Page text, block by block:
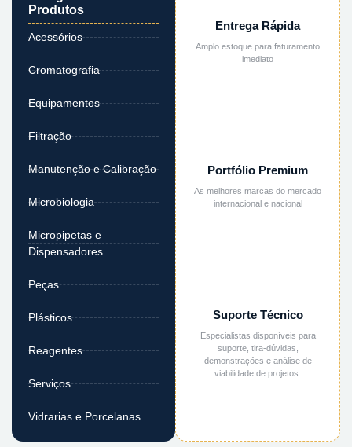
Produtos
Acessórios
Cromatografia
Equipamentos
Filtração
Manutenção e Calibração
Microbiologia
Micropipetas e
Dispensadores
Peças
Plásticos
Reagentes
Serviços
Vidrarias e Porcelanas
Entrega Rápida
Amplo estoque para faturamento
imediato
Portfólio Premium
As melhores marcas do mercado
internacional e nacional
Suporte Técnico
Especialistas disponíveis para
suporte, tira-dúvidas,
demonstrações e análise de
viabilidade de projetos.